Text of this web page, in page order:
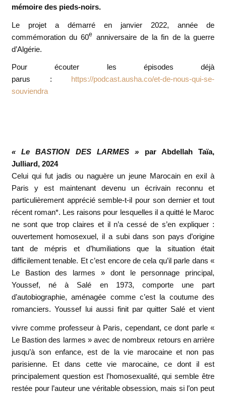
mémoire des pieds-noirs.
Le projet a démarré en janvier 2022, année de
commémoration du 60e
anniversaire de la fin de la guerre
d’Algérie.
Pour écouter les épisodes déjà
parus : https://podcast.ausha.co/et-de-nous-qui-se-
souviendra
« Le BASTION DES LARMES » par Abdellah Taïa,
Julliard, 2024
Celui qui fut jadis ou naguère un jeune Marocain en exil à
Paris y est maintenant devenu un écrivain reconnu et
particulièrement apprécié semble-t-il pour son dernier et tout
récent roman*. Les raisons pour lesquelles il a quitté le Maroc
ne sont que trop claires et il n’a cessé de s’en expliquer :
ouvertement homosexuel, il a subi dans son pays d’origine
tant de mépris et d’humiliations que la situation était
difficilement tenable. Et c’est encore de cela qu’il parle dans «
Le Bastion des larmes » dont le personnage principal,
Youssef, né à Salé en 1973, comporte une part
d’autobiographie, aménagée comme c’est la coutume des
romanciers. Youssef lui aussi finit par quitter Salé et vient
vivre comme professeur à Paris, cependant, ce dont parle «
Le Bastion des larmes » avec de nombreux retours en arrière
jusqu’à son enfance, est de la vie marocaine et non pas
parisienne. Et dans cette vie marocaine, ce dont il est
principalement question est l’homosexualité, qui semble être
restée pour l’auteur une véritable obsession, mais si l’on peut